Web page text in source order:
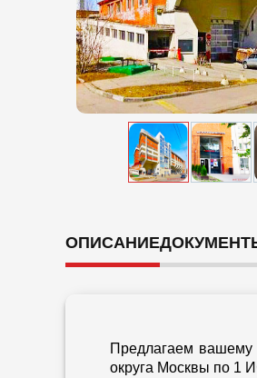
ОПИСАНИЕ
Предлагаем
округа Москвы по 1